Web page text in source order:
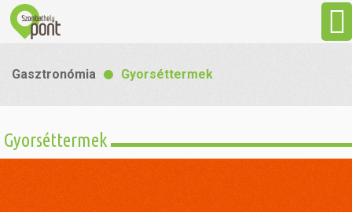
Látnivalók
Gasztronómia Gyorséttermek
Gyorséttermek